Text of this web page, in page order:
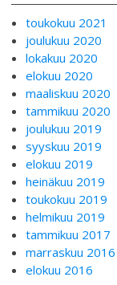
toukokuu 2021
joulukuu 2020
lokakuu 2020
elokuu 2020
maaliskuu 2020
tammikuu 2020
joulukuu 2019
syyskuu 2019
elokuu 2019
heinäkuu 2019
toukokuu 2019
helmikuu 2019
tammikuu 2017
marraskuu 2016
elokuu 2016